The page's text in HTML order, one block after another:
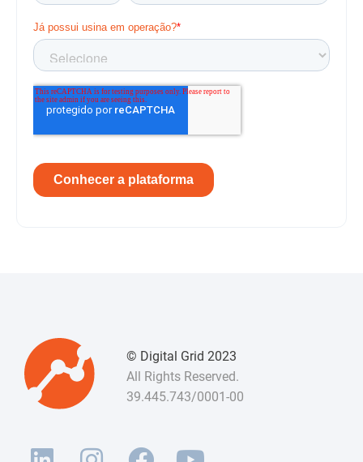
© Digital Grid 2023
All Rights Reserved.
39.445.743/0001-00